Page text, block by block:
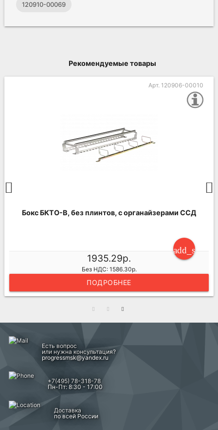
120910-00069
Рекомендуемые товары
Арт. 120906-00010
Бокс БКТО-В, без плинтов, с органайзерами ССД
1935.29р.
Без НДС: 1586.30р.
ПОДРОБНЕЕ
Есть вопрос
или нужна консультация?
progressmsk@yandex.ru
+7(495) 78-318-78
Пн-Пт: 8:30 - 17:00
Доставка
по всей России